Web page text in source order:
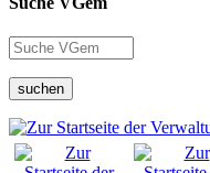
suchen